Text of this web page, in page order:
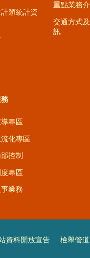
類統計資
重點業務
交通方式
訊
專區
化專區
控制
專區
業務
資料開放宣告 檢舉管道